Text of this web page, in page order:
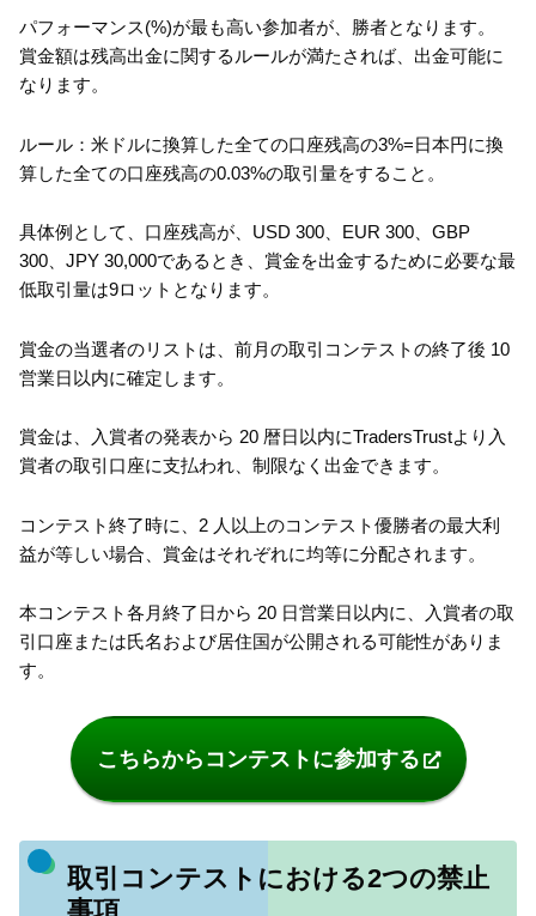
パフォーマンス(%)が最も高い参加者が、勝者となります。
賞金額は残高出金に関するルールが満たされば、出金可能に
なります。
ルール：米ドルに換算した全ての口座残高の3%=日本円に換
算した全ての口座残高の0.03%の取引量をすること。
具体例として、口座残高が、USD 300、EUR 300、GBP
300、JPY 30,000であるとき、賞金を出金するために必要な最
低取引量は9ロットとなります。
賞金の当選者のリストは、前月の取引コンテストの終了後 10
営業日以内に確定します。
賞金は、入賞者の発表から 20 暦日以内にTradersTrustより入
賞者の取引口座に支払われ、制限なく出金できます。
コンテスト終了時に、2 人以上のコンテスト優勝者の最大利
益が等しい場合、賞金はそれぞれに均等に分配されます。
本コンテスト各月終了日から 20 日営業日以内に、入賞者の取
引口座または氏名および居住国が公開される可能性がありま
す。
こちらからコンテストに参加する
取引コンテストにおける2つの禁止